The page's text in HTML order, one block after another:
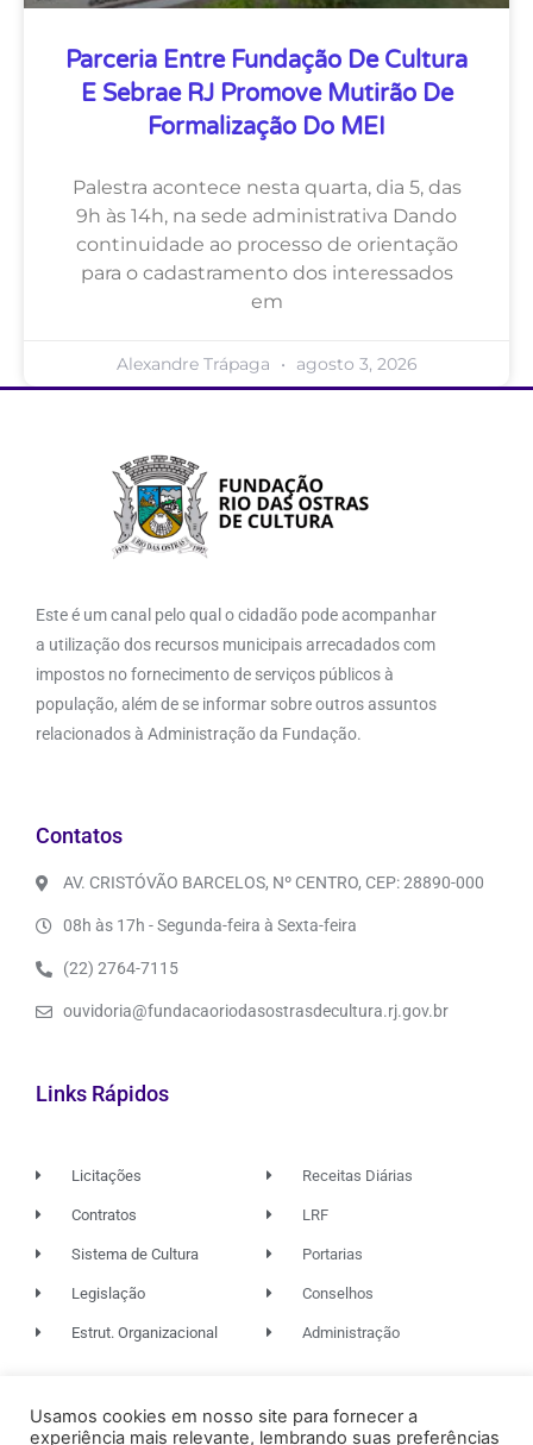
Parceria Entre Fundação De Cultura
E Sebrae RJ Promove Mutirão De
Formalização Do MEI
Palestra acontece nesta quarta, dia 5, das
9h às 14h, na sede administrativa Dando
continuidade ao processo de orientação
para o cadastramento dos interessados
em
Alexandre Trápaga agosto 3, 2026
Este é um canal pelo qual o cidadão pode acompanhar
a utilização dos recursos municipais arrecadados com
impostos no fornecimento de serviços públicos à
população, além de se informar sobre outros assuntos
relacionados à Administração da Fundação.
Contatos
AV. CRISTÓVÃO BARCELOS, Nº CENTRO, CEP: 28890-000
08h às 17h - Segunda-feira à Sexta-feira
(22) 2764-7115
ouvidoria@fundacaoriodasostrasdecultura.rj.gov.br
Links Rápidos
Licitações
Contratos
Sistema de Cultura
Legislação
Estrut. Organizacional
Receitas Diárias
LRF
Portarias
Conselhos
Administração
© 2026. TODOS OS DIREITOS RESERVADOS.
Usamos cookies em nosso site para fornecer a
experiência mais relevante, lembrando suas preferências